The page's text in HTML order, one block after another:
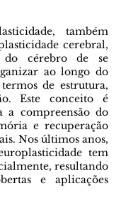
cerebral,
do cérebro de se
ao longo do
de estrutura,
Este conceito é
a compreensão do
e recuperação
Nos últimos anos,
tem
resultando
e aplicações